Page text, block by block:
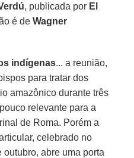
, publicada por El
é deWagner
indígenas... a reunião,
para tratar dos
amazônico durante três
relevante para a
de Roma. Porém a
celebrado no
outubro, abre uma porta